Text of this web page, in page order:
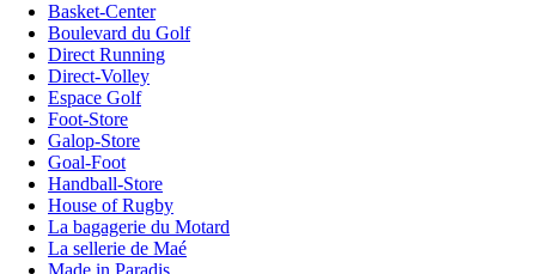
Basket-Center
Boulevard du Golf
Direct Running
Direct-Volley
Espace Golf
Foot-Store
Galop-Store
Goal-Foot
Handball-Store
House of Rugby
La bagagerie du Motard
La sellerie de Maé